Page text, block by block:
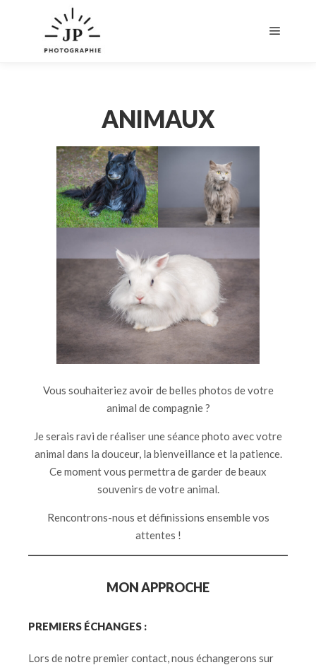
ANIMAUX
Vous souhaiteriez avoir de belles photos de votre
animal de compagnie ?
Je serais ravi de réaliser une séance photo avec votre
animal dans la douceur, la bienveillance et la patience.
Ce moment vous permettra de garder de beaux
souvenirs de votre animal.
Rencontrons-nous et définissions ensemble vos
attentes !
MON APPROCHE
PREMIERS ÉCHANGES :
Lors de notre premier contact, nous échangerons sur